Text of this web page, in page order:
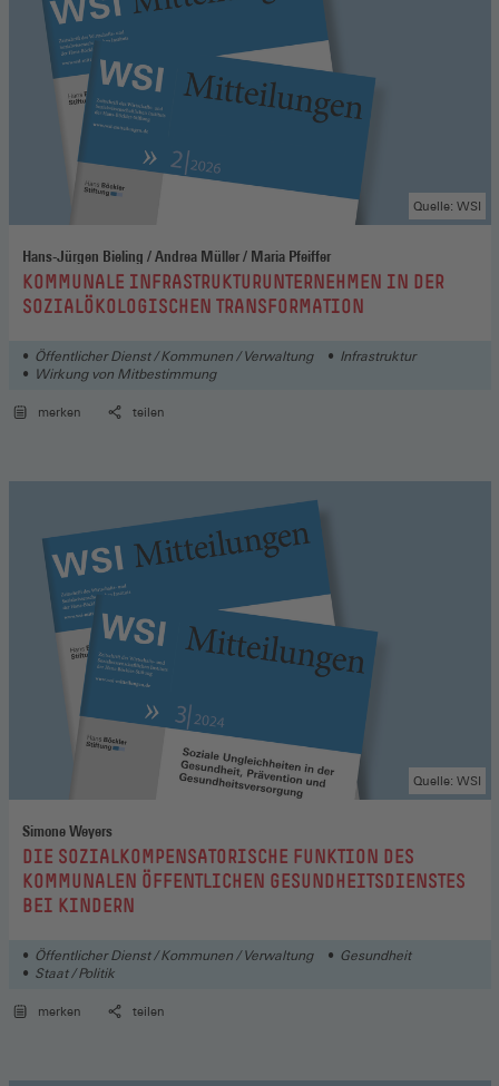
Hans-Jürgen Bieling / Andrea Müller / Maria Pfeiffer
:KOMMUNALE INFRASTRUKTURUNTERNEHMEN IN DER
SOZIALÖKOLOGISCHEN TRANSFORMATION
Quelle: WSI
Öffentlicher Dienst / Kommunen / Verwaltung
Infrastruktur
Wirkung von Mitbestimmung
merken teilen
Simone Weyers
:DIE SOZIALKOMPENSATORISCHE FUNKTION DES
KOMMUNALEN ÖFFENTLICHEN GESUNDHEITSDIENSTES
BEI KINDERN
Quelle: WSI
Öffentlicher Dienst / Kommunen / Verwaltung
Gesundheit
Staat / Politik
merken teilen